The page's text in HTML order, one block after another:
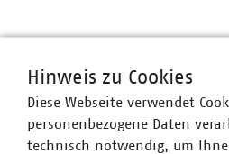
Hinweis zu Cookies
Diese Webseite verwendet
personenbezogene Daten
technisch notwendig, um